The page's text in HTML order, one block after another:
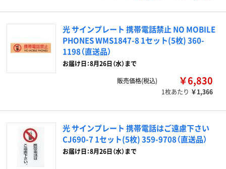
光 サインプレート 携帯電話禁止 NO MOBILE
PHONES WMS1847-8 1セット(5枚) 360-
1198（直送品）
お届け日：8月26日（水）まで
販売価格(税込)
￥6,830
1枚あたり ￥1,366
光 サインプレート 携帯電話はご遠慮下さい
CJ690-7 1セット(5枚) 359-9708（直送品）
お届け日：8月26日（水）まで